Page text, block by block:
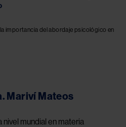
la importancia del abordaje psicológico en
Mariví Mateos
nivel mundial en materia